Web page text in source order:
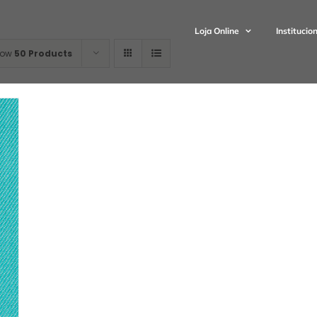
Loja Online
50 Products